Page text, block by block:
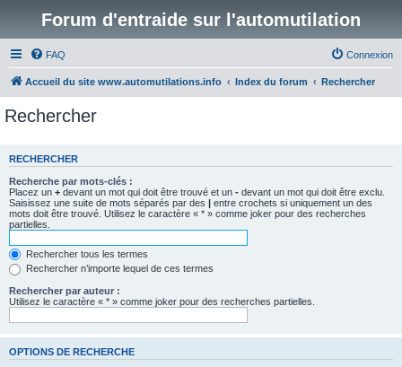
Forum d'entraide sur l'automutilation
FAQ Connexion
Accueil du site www.automutilations.info Index du forum Rechercher
Rechercher
RECHERCHER
Recherche par mots-clés :
Placez un + devant un mot qui doit être trouvé et un - devant un mot qui doit être exclu.
Saisissez une suite de mots séparés par des | entre crochets si uniquement un des
mots doit être trouvé. Utilisez le caractère « * » comme joker pour des recherches
partielles.
Rechercher tous les termes
Rechercher n’importe lequel de ces termes
Rechercher par auteur :
Utilisez le caractère « * » comme joker pour des recherches partielles.
OPTIONS DE RECHERCHE